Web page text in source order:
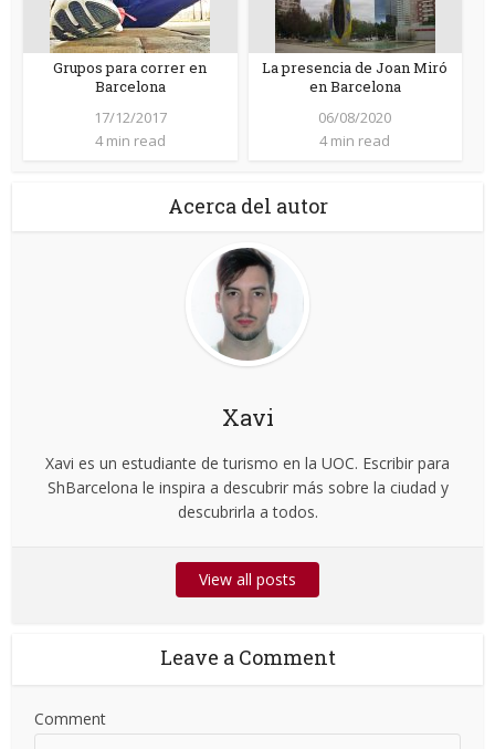
Grupos para correr en
Barcelona
17/12/2017
4 min read
La presencia de Joan Miró
en Barcelona
06/08/2020
4 min read
Acerca del autor
Xavi
Xavi es un estudiante de turismo en la UOC. Escribir para
ShBarcelona le inspira a descubrir más sobre la ciudad y
descubrirla a todos.
View all posts
Leave a Comment
Comment